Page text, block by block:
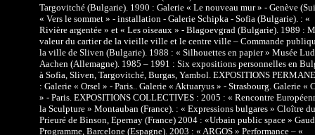
Targovitché (Bulgarie). 1990 : Galerie « Le nouveau mur » - Genève
« Vers le sommet » - installation - Galerie Schipka - Sofia (Bulgarie). : «
Rivière argentée » et « Les oiseaux » - Blagoevgrad (Bulgarie). 1989 :
valeur du cartier de la vieille ville et le centre ville – Commande
la ville de Sliven (Bulgarie). 1988 : « Silhouettes en papier » Musée
Aachen (Allemagne). 1985 – 1991 : Six expositions personnelles en
à Sofia, Sliven, Targovitché, Burgas, Yambol. EXPOSITIONS
: Galerie « Orsel » - Paris.. Galerie « Aktuaryus » - Strasbourg. Galerie «
» - Paris. EXPOSITIONS COLLECTIVES : 2005 : « Rencontre
la Sculpture » Montauban (France). : « Expressions bulgares » Cloître du
Prieuré de Binson, Epernay (France) 2004 : «Urbain public space »
Programme, Barcelone (Espagne). 2003 : « ARGOS » Performance – «